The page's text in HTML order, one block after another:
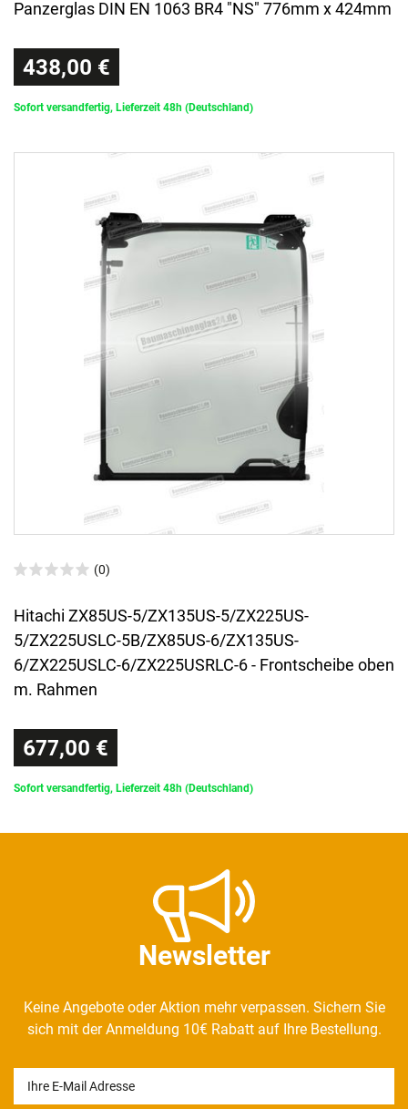
Panzerglas DIN EN 1063 BR4 "NS" 776mm x 424mm
438,00 €
Sofort versandfertig, Lieferzeit 48h (Deutschland)
(0)
Hitachi ZX85US-5/ZX135US-5/ZX225US-
5/ZX225USLC-5B/ZX85US-6/ZX135US-
6/ZX225USLC-6/ZX225USRLC-6 - Frontscheibe oben
m. Rahmen
677,00 €
Sofort versandfertig, Lieferzeit 48h (Deutschland)
Newsletter
Keine Angebote oder Aktion mehr verpassen. Sichern Sie
sich mit der Anmeldung 10€ Rabatt auf Ihre Bestellung.
Honig